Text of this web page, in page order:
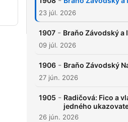
23 júl. 2026
1907 - Braňo Závodský a
09 júl. 2026
1906 - Braňo Závodský
27 jún. 2026
1905 - Radičová: Fico a
jedného
26 jún. 2026